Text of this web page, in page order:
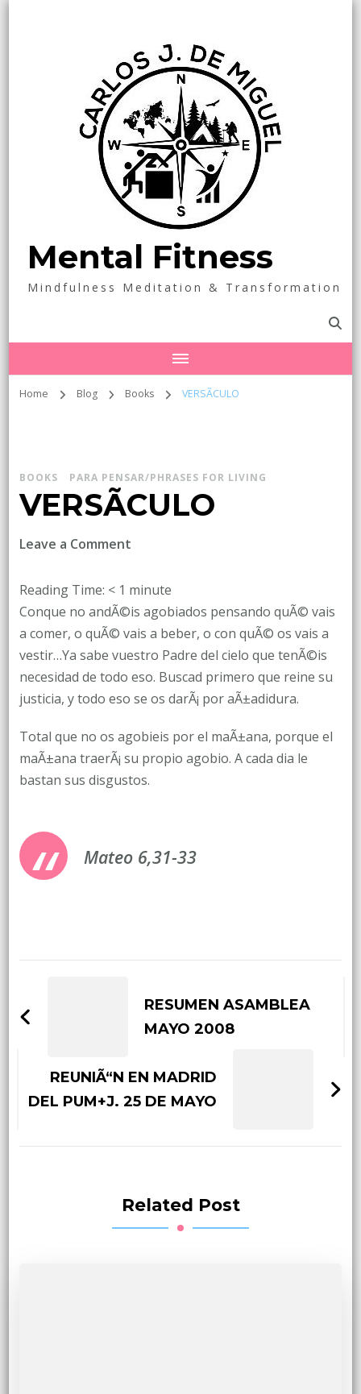
Mental Fitness
Mindfulness Meditation & Transformation
Home Blog Books VERSÃCULO
BOOKS PARA PENSAR/PHRASES FOR LIVING
VERSÃCULO
Leave a Commenton
Reading Time: < 1 minute
Conque no andÃ©is agobiados pensando quÃ© vais
a comer, o quÃ© vais a beber, o con quÃ© os vais a
vestir…Ya sabe vuestro Padre del cielo que tenÃ©is
necesidad de todo eso. Buscad primero que reine su
justicia, y todo eso se os darÃ¡ por aÃ±adidura.
Total que no os agobieis por el maÃ±ana, porque el
maÃ±ana traerÃ¡ su propio agobio. A cada dia le
bastan sus disgustos.
Mateo 6,31-33
NavigationRESUMEN ASAMBLEA
MAYO 2008
REUNIÃ“N EN MADRID
DEL PUM+J. 25 DE MAYO
Related Post